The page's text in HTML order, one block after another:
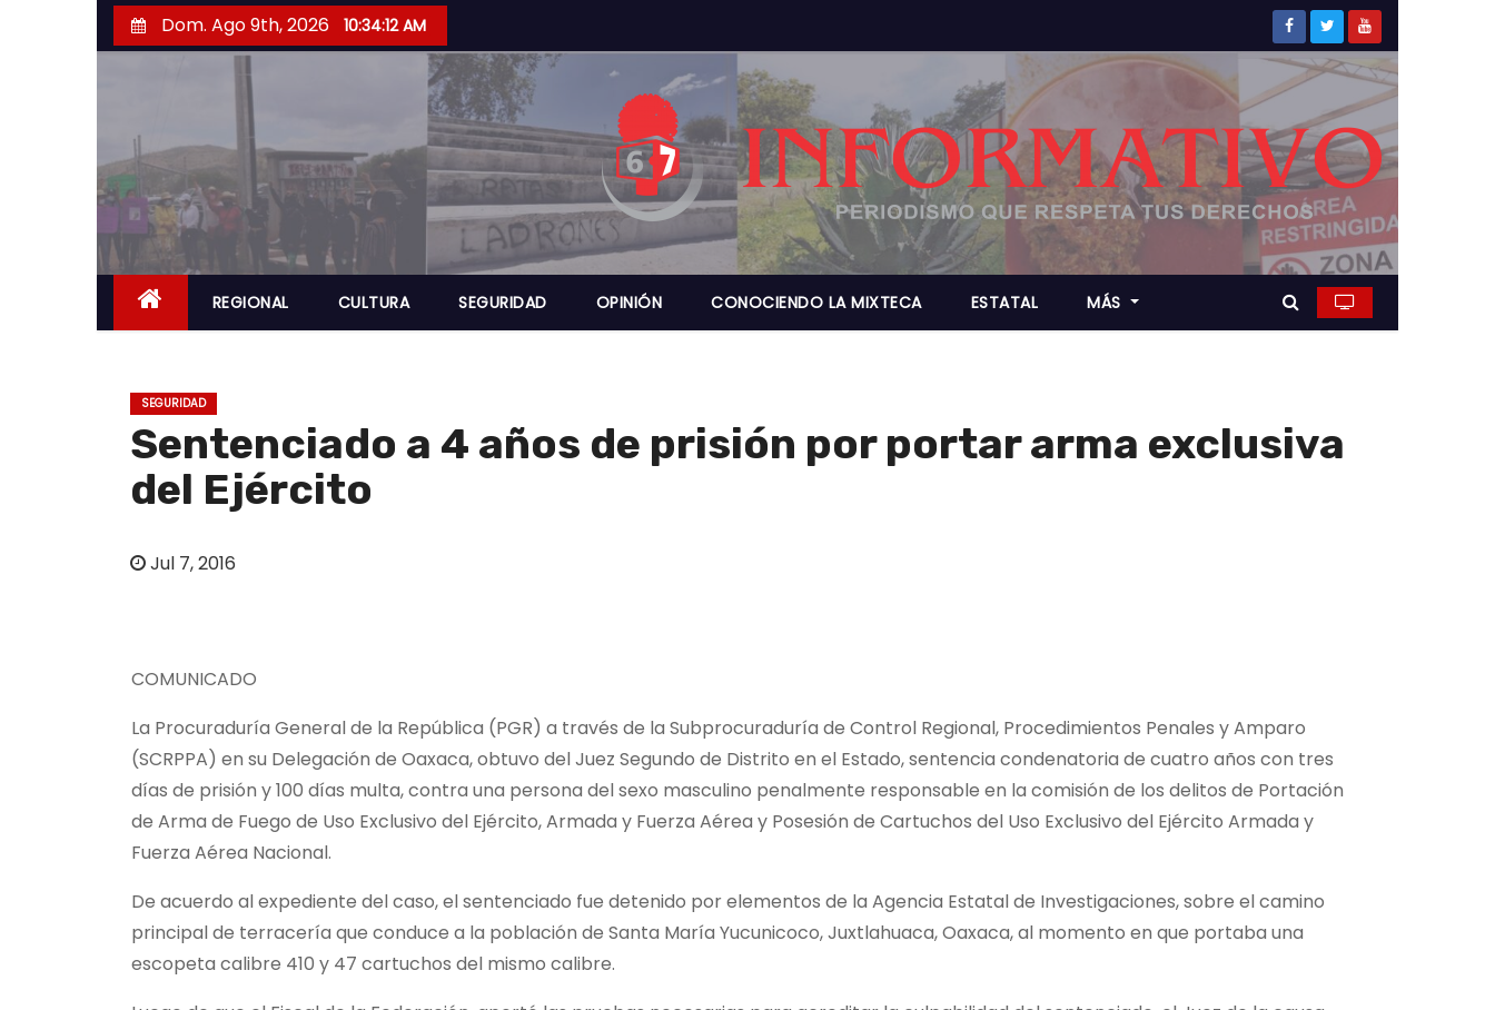
a
r
a
l
n
Dom. Ago 9th, 2026 10:34:13 AM
REGIONAL CULTURA SEGURIDAD OPINIÓN CONOCIENDO LA MIXTECA ESTATAL MÁS
SEGURIDAD
Sentenciado a 4 años de prisión por portar arma exclusiva
del Ejército
Jul 7, 2016
COMUNICADO
La Procuraduría General de la República (PGR) a través de la Subprocuraduría de Control Regional, Procedimientos Penales y Amparo
(SCRPPA) en su Delegación de Oaxaca, obtuvo del Juez Segundo de Distrito en el Estado, sentencia condenatoria de cuatro años con tres
días de prisión y 100 días multa, contra una persona del sexo masculino penalmente responsable en la comisión de los delitos de Portación
de Arma de Fuego de Uso Exclusivo del Ejército, Armada y Fuerza Aérea y Posesión de Cartuchos del Uso Exclusivo del Ejército Armada y
Fuerza Aérea Nacional.
De acuerdo al expediente del caso, el sentenciado fue detenido por elementos de la Agencia Estatal de Investigaciones, sobre el camino
principal de terracería que conduce a la población de Santa María Yucunicoco, Juxtlahuaca, Oaxaca, al momento en que portaba una
escopeta calibre 410 y 47 cartuchos del mismo calibre.